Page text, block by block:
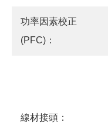
功率因素校正
(PFC)：
線材接頭：